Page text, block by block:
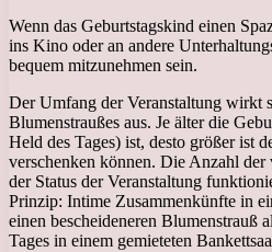
Wenn das Geburtstagskind einen
ins Kino oder an andere
bequem mitzunehmen sein.
Der Umfang der Veranstaltung wirkt
Blumenstraußes aus. Je älter die
Held des Tages) ist, desto größer ist
verschenken können. Die Anzahl der
der Status der Veranstaltung
Prinzip: Intime Zusammenkünfte in
einen bescheideneren Blumenstrauß
Tages in einem gemieteten